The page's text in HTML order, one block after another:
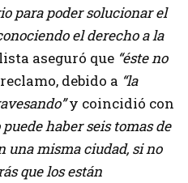
para poder solucionar el
el derecho a la
aseguró que “éste no
debido a “la
y coincidió con
puede haber seis tomas de
una misma ciudad, si no
que los están